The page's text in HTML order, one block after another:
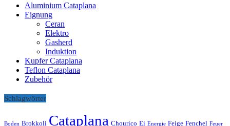
Aluminium Cataplana
Eignung
Ceran
Elektro
Gasherd
Induktion
Kupfer Cataplana
Teflon Cataplana
Zubehör
Schlagwörter
Boden Brokkoli Cataplana Chourico Ei Energie Feige Fenchel Feuer